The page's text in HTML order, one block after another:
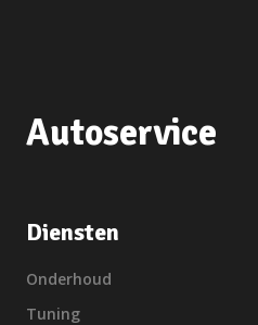
Autoservice
Diensten
Onderhoud
Tuning